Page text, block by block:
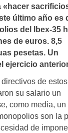
«hacer
último año es
del Ibex-35
de euros. 8,5
pesetas. Un
ejercicio
de estos
su salario un
como media,
son la
de